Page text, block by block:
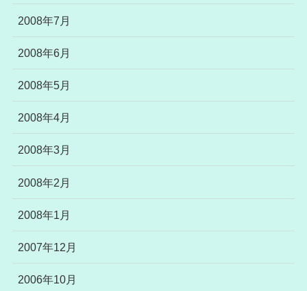
2008年7月
2008年6月
2008年5月
2008年4月
2008年3月
2008年2月
2008年1月
2007年12月
2006年10月